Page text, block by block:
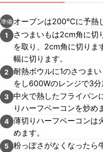
準備 オーブンは200℃に予熱
1
さつまいもは2cm角に切
を取り、2cm角に切りま
幅に切ります。
2
耐熱ボウルに1のさつま
をし600Wのレンジで3分
3 中火で熱したフライパン
りハーフベーコンを炒め
4 薄切りハーフベーコンは
めます。
5 粉っぽさがなくなったら